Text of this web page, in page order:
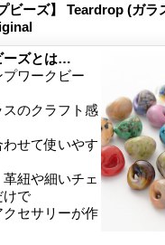
ビーズ】 Teardrop (ガラ
ーズとは…
プワークビー
のクラフト感
せて使いやす
紐や細いチェ
けで
セサリーが作